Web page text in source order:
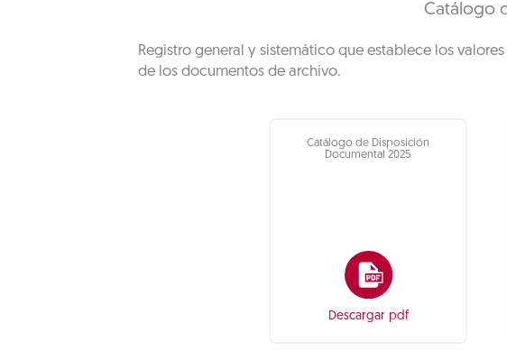
Catálogo
Registro general y sistemático que establece los
de los documentos de archivo.
Catálogo de Disposición
Documental 2025
Descargar pdf